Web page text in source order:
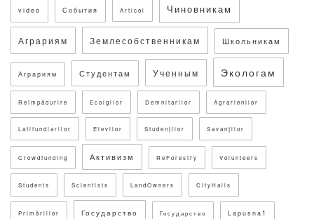
video События Articol Чиновникам
Аграриям Землесобственникам Школьникам
Аграриям Студентам Ученным Экологам
Reîmpădurire Ecolgilor Demnitarilor Agrarienilor
Latifundiarilor Elevilor Studenților Savanților
Crowdfunding Активизм ReForestry Volunteers
Students Scientists LandOwners CityHalls
Primăriilor Государство Государство Lapusna1